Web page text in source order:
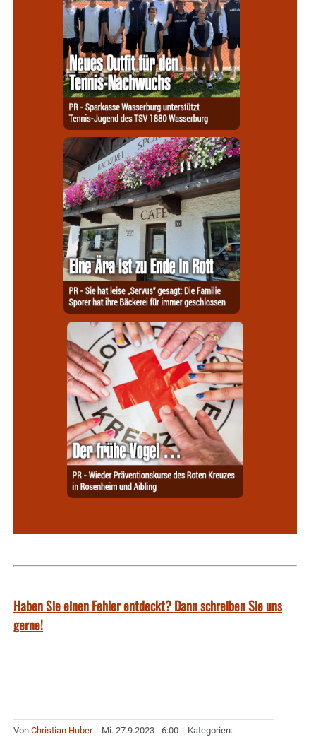
Haben Sie einen Fehler entdeckt? Dann schreiben Sie uns
gerne!
Von Christian Huber | Mi. 27.9.2023 - 6:00 | Kategorien: